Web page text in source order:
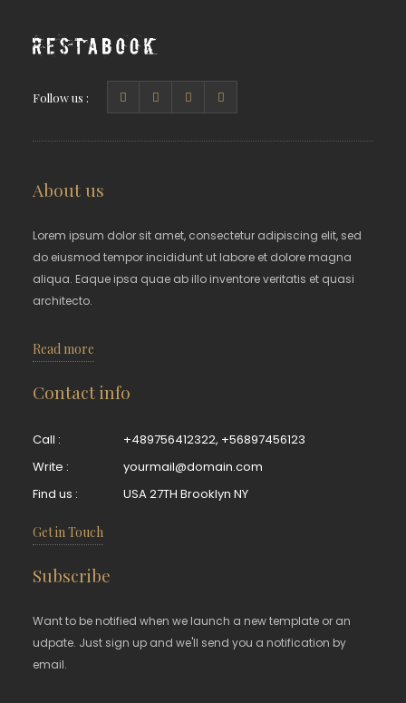
Follow us :
About us
Lorem ipsum dolor sit amet, consectetur adipiscing elit, sed
do eiusmod tempor incididunt ut labore et dolore magna
aliqua. Eaque ipsa quae ab illo inventore veritatis et quasi
architecto.
Read more
Contact info
Call : +489756412322, +56897456123
Write :
yourmail@domain.com
Find us :
USA 27TH Brooklyn NY
Get in Touch
Subscribe
Want to be notified when we launch a new template or an
udpate. Just sign up and we'll send you a notification by
email.